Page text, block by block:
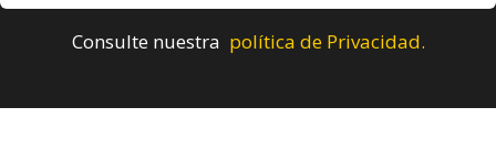
Consulte nuestra política de Privacidad.